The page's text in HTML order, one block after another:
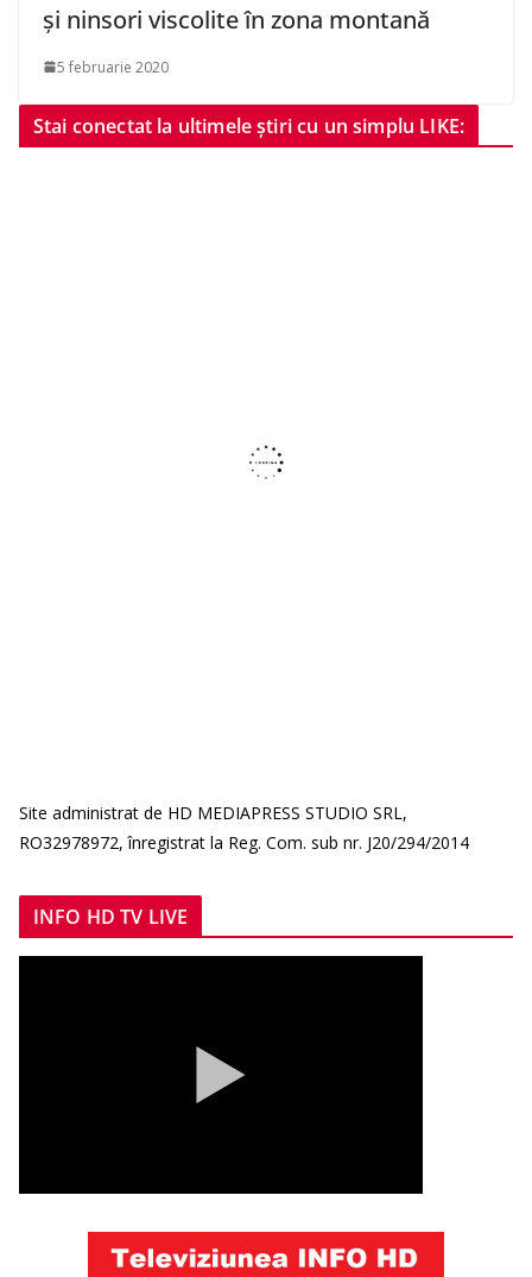
și ninsori viscolite în zona montană
5 februarie 2020
Stai conectat la ultimele știri cu un simplu LIKE:
Site administrat de HD MEDIAPRESS STUDIO SRL,
RO32978972, înregistrat la Reg. Com. sub nr. J20/294/2014
INFO HD TV LIVE